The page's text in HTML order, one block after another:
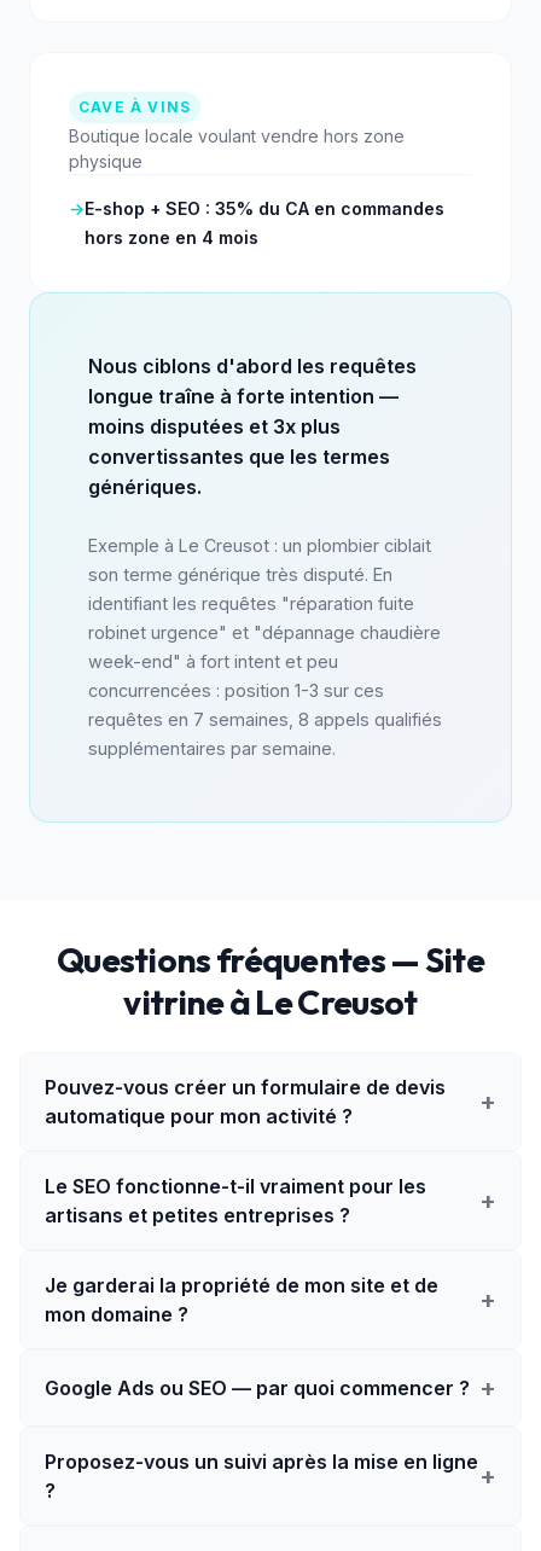
CAVE À VINS
Boutique locale voulant vendre hors zone
physique
→E-shop + SEO : 35% du CA en commandes
hors zone en 4 mois
Nous ciblons d'abord les requêtes
longue traîne à forte intention —
moins disputées et 3x plus
convertissantes que les termes
génériques.
Exemple à Le Creusot : un plombier ciblait
son terme générique très disputé. En
identifiant les requêtes "réparation fuite
robinet urgence" et "dépannage chaudière
week-end" à fort intent et peu
concurrencées : position 1-3 sur ces
requêtes en 7 semaines, 8 appels qualifiés
supplémentaires par semaine.
Questions fréquentes — Site
vitrine à Le Creusot
Pouvez-vous créer un formulaire de devis
automatique pour mon activité ?
+
Le SEO fonctionne-t-il vraiment pour les
artisans et petites entreprises ?
+
Je garderai la propriété de mon site et de
mon domaine ?
+
Google Ads ou SEO — par quoi commencer ? +
Proposez-vous un suivi après la mise en ligne
?
+